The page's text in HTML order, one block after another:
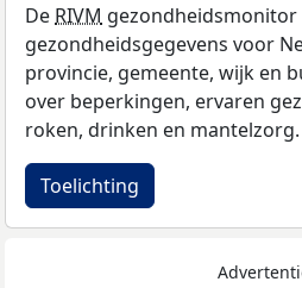
De RIVM
gezondheidsgegevens voor
provincie, gemeente, wijk en
over beperkingen, ervaren
roken, drinken en mantelzorg.
Toelichting